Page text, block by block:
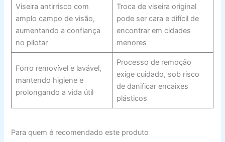
Viseira antirrisco com
amplo campo de visão,
aumentando a confiança
no pilotar
Troca de viseira original
pode ser cara e difícil de
encontrar em cidades
menores
Forro removível e lavável,
mantendo higiene e
prolongando a vida útil
Processo de remoção
exige cuidado, sob risco
de danificar encaixes
plásticos
Para quem é recomendado este produto